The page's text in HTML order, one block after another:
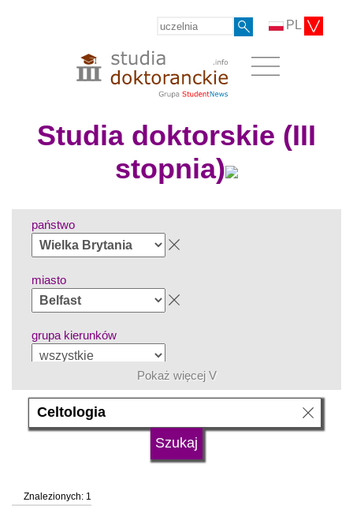
PL
Studia doktorskie (III
stopnia)
państwo
miasto
grupa kierunków
język
status uczelni
Pokaż więcej V
Znalezionych: 1